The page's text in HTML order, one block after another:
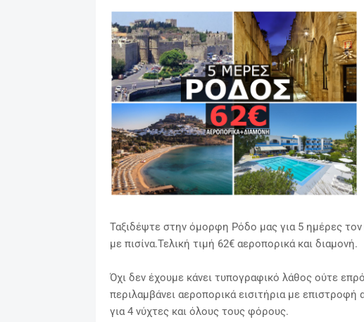
Ταξιδέψτε στην όμορφη Ρόδο μας για 5 ημέρες
με πισίνα.Τελική τιμή 62€ αεροπορικά και διαμονή.
Όχι δεν έχουμε κάνει τυπογραφικό λάθος ούτε
περιλαμβάνει αεροπορικά εισιτήρια με
για 4 νύχτες και όλους τους φόρους.